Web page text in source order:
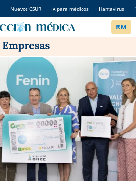
Nuevos CSUR IA para médicos Hantavirus